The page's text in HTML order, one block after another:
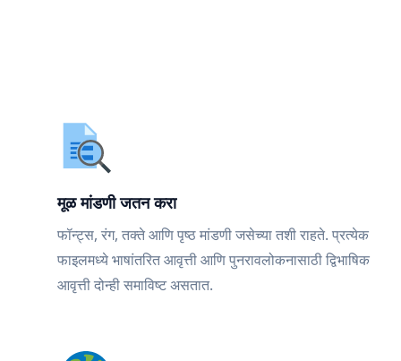
मूळ मांडणी जतन करा
फॉन्ट्स, रंग, तक्ते आणि पृष्ठ मांडणी जसेच्या तशी राहते. प्रत्येक
फाइलमध्ये भाषांतरित आवृत्ती आणि पुनरावलोकनासाठी द्विभाषिक
आवृत्ती दोन्ही समाविष्ट असतात.